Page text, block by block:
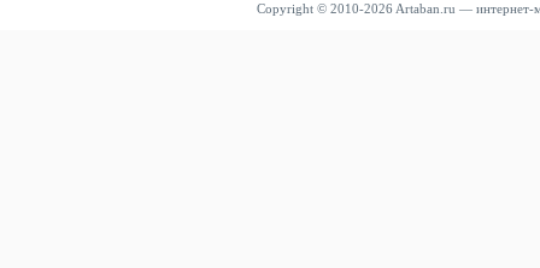
Copyright © 2010-2026 Artaban.ru — интернет-